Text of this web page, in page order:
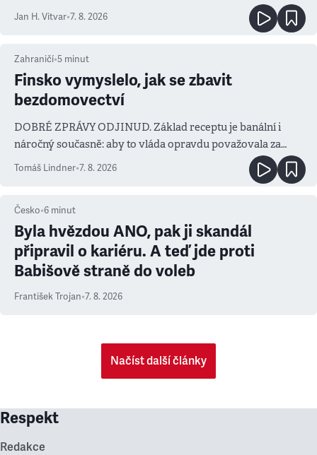
Jan H. Vitvar•7. 8. 2026
Zahraničí•5 minut
Finsko vymyslelo, jak se zbavit
bezdomovectví
DOBRÉ ZPRÁVY ODJINUD. Základ receptu je banální i
náročný současně: aby to vláda opravdu považovala za
Tomáš Lindner•7. 8. 2026
Česko•6 minut
Byla hvězdou ANO, pak ji skandál
připravil o kariéru. A teď jde proti
Babišově straně do voleb
František Trojan•7. 8. 2026
Načíst další články
Respekt
Redakce